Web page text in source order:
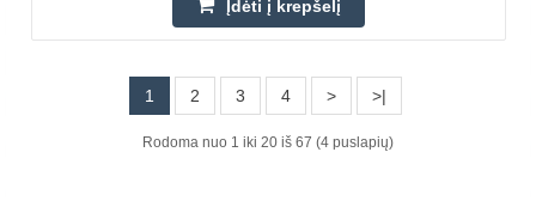
Įdėti į krepšelį
Pridėti prie pageidavimų sąrašo
Įdėti į krepšelį
1 2 3 4 > >|
Rodoma nuo 1 iki 20 iš 67 (4 puslapių)